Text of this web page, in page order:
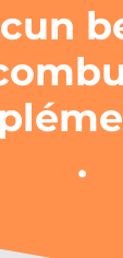
.